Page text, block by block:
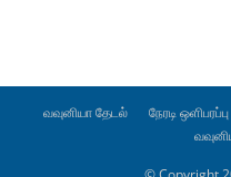
வவுனியா தேடல் நேரடி ஒளிபரப்பு